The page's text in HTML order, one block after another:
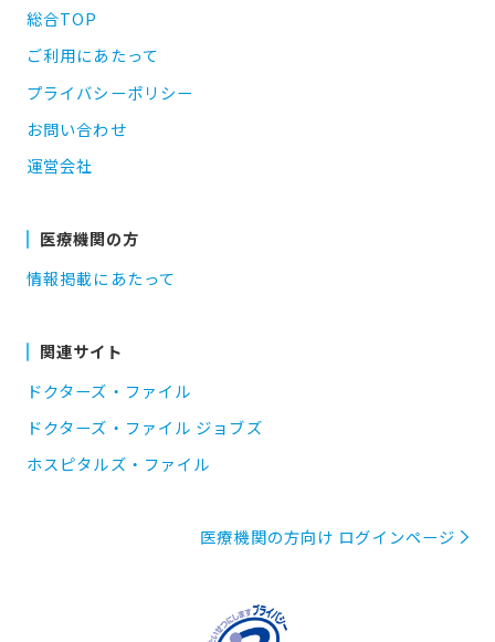
総合TOP
ご利用にあたって
プライバシーポリシー
お問い合わせ
運営会社
医療機関の方
情報掲載にあたって
関連サイト
ドクターズ・ファイル
ドクターズ・ファイル ジョブズ
ホスピタルズ・ファイル
医療機関の方向け ログインページ